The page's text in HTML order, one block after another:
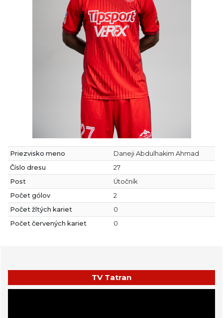
Priezvisko meno
Daneji Abdulhakim Ahmad
Číslo dresu
27
Post
Útočník
Počet gólov
2
Počet žltých kariet
0
Počet červených kariet
0
TV Tatran